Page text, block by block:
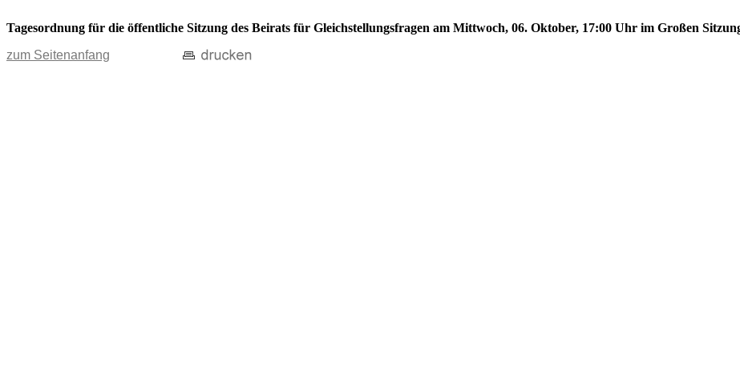
Tagesordnung für die öffentliche Sitzung des Beirats für Gleichstellungsfragen am Mittwoch, 06. Oktober, 17:00 Uhr im Großen
zum Seitenanfang